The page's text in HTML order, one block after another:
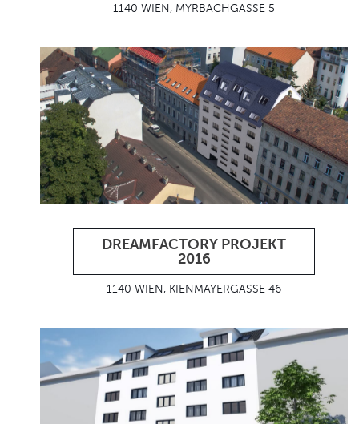
1140 WIEN, MYRBACHGASSE 5
DREAMFACTORY PROJEKT
2016
1140 WIEN, KIENMAYERGASSE 46